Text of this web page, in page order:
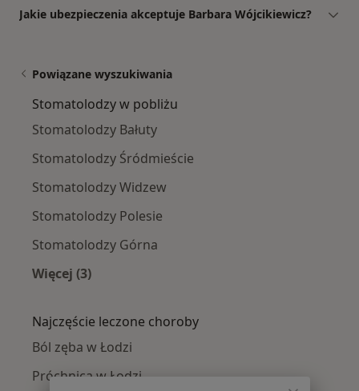
Jakie ubezpieczenia akceptuje Barbara Wójcikiewicz?
Powiązane wyszukiwania
Stomatolodzy w pobliżu
Stomatolodzy Bałuty
Stomatolodzy Śródmieście
Stomatolodzy Widzew
Stomatolodzy Polesie
Stomatolodzy Górna
Więcej (3)
Najczęście leczone choroby
Ból zęba w Łodzi
Próchnica w Łodzi